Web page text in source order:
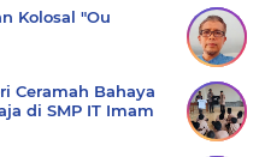
Kolosal "Ou
Ceramah Bahaya
di SMP IT Imam